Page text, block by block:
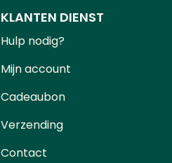
KLANTEN DIENST
Hulp nodig?
Mijn account
Cadeaubon
Verzending
Contact